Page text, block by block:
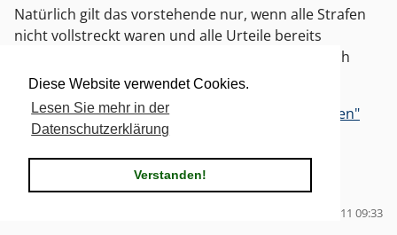
Diese Website verwendet Cookies.
Lesen Sie mehr in der
Datenschutzerklärung
Verstanden!
Natürlich gilt das vorstehende nur, wenn alle Strafen
nicht vollstreckt waren und alle Urteile bereits
rechtskräftig … ansonsten kann man den Fall noch
beliebig verkomplizieren.
"Erhöhtes Strafübel durch mehrere Gesamtstrafen"
vollständig lesen
5 Kommentare
Tags für diesen Artikel:bgh,rechtsprechung,strafrecht
Zuletzt bearbeitet am 12.02.2011 09:33